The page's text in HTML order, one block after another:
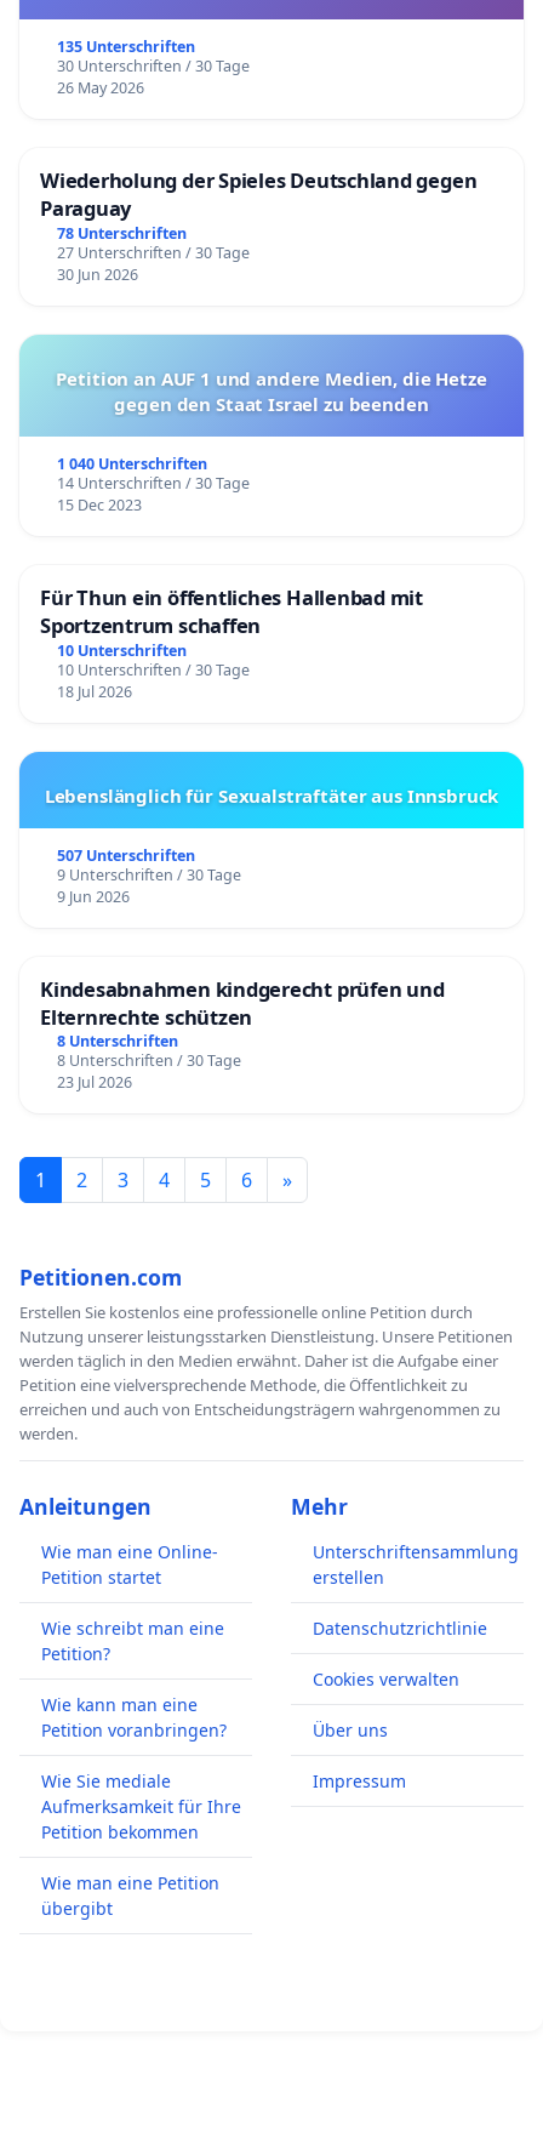
135 Unterschriften
30 Unterschriften / 30 Tage
26 May 2026
Wiederholung der Spieles Deutschland gegen
Paraguay
78 Unterschriften
27 Unterschriften / 30 Tage
30 Jun 2026
Petition an AUF 1 und andere Medien, die Hetze
gegen den Staat Israel zu beenden
1 040 Unterschriften
14 Unterschriften / 30 Tage
15 Dec 2023
Für Thun ein öffentliches Hallenbad mit
Sportzentrum schaffen
10 Unterschriften
10 Unterschriften / 30 Tage
18 Jul 2026
Lebenslänglich für Sexualstraftäter aus Innsbruck
507 Unterschriften
9 Unterschriften / 30 Tage
9 Jun 2026
Kindesabnahmen kindgerecht prüfen und
Elternrechte schützen
8 Unterschriften
8 Unterschriften / 30 Tage
23 Jul 2026
1 2 3 4 5 6 »
Petitionen.com
Erstellen Sie kostenlos eine professionelle online Petition durch
Nutzung unserer leistungsstarken Dienstleistung. Unsere Petitionen
werden täglich in den Medien erwähnt. Daher ist die Aufgabe einer
Petition eine vielversprechende Methode, die Öffentlichkeit zu
erreichen und auch von Entscheidungsträgern wahrgenommen zu
werden.
Anleitungen
Wie man eine Online-
Petition startet
Wie schreibt man eine
Petition?
Wie kann man eine
Petition voranbringen?
Wie Sie mediale
Aufmerksamkeit für Ihre
Petition bekommen
Wie man eine Petition
übergibt
Mehr
Unterschriftensammlung
erstellen
Datenschutzrichtlinie
Cookies verwalten
Über uns
Impressum